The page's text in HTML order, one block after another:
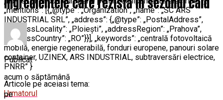
„mentions”: [{„@type”: „Organization”, „name”: „SC ARS
INDUSTRIAL SRL”, „address”: {„@type”: „PostalAddress”,
„addressLocality”: „Ploiești”, „addressRegion”: „Prahova”,
„addressCountry”: „RO”}}], „keywords”: „centrală fotovoltaică
mobilă, energie regenerabilă, fonduri europene, panouri solare
container, UZINEX, ARS INDUSTRIAL, subtraversări electrice,
PNRR” }
Articole pe aceiasi tema:
Urmatorul
Publicat
acum o săptămână
pe